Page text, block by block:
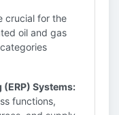
crucial for the
oil and gas
Systems:
functions,